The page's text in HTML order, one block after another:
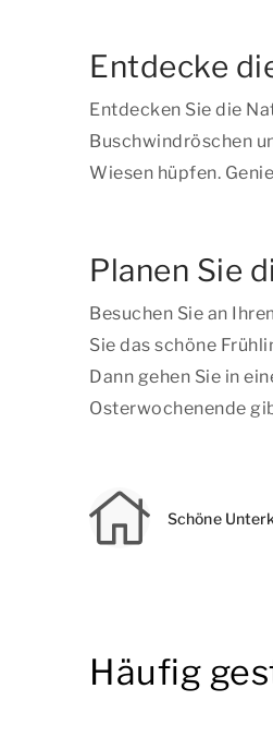
Entdecke
Entdecken Sie die
Buschwindröschen
Wiesen hüpfen.
Planen Sie
Besuchen Sie an
Sie das schöne
Dann gehen Sie in
Osterwochenende
Schöne
Häufig